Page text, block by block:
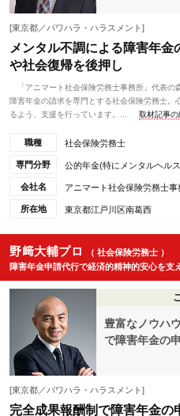
[東京都／パワハラ・ハラスメント]
メンタル不調による障害年
や社会復帰を後押し
「アニマート社会保険労務士事務所」代表の
障害年金の請求を専門とする社会保険労務士
るよう、支援を行っています。...
取材記事
職種 社会保険労務士
専門分野 公的年金(特にメンタルヘル
会社名 アニマート社会保険労務士事
所在地 東京都江戸川区南葛西
野﨑大輔プロ
（ 社会保険労務士 ）
障害年金申請代行で経済的精神的安心を支
豊富なノウハ
で障害年金の
[東京都／パワハラ・ハラスメント]
完全成果報酬制で障害年金